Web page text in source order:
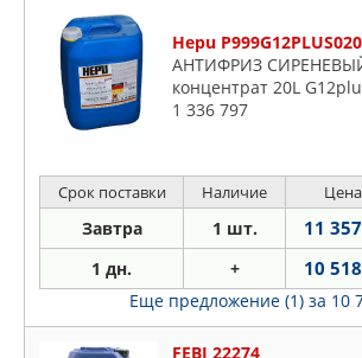
Hepu P999G12PLUS020
АНТИФРИЗ СИРЕНЕВЫЙ
концентрат 20L
1 336 797
Срок поставки Наличие Цена
Завтра 1 шт. 11
1 дн. + 10
Еще предложение (1) за 10
FEBI 22274